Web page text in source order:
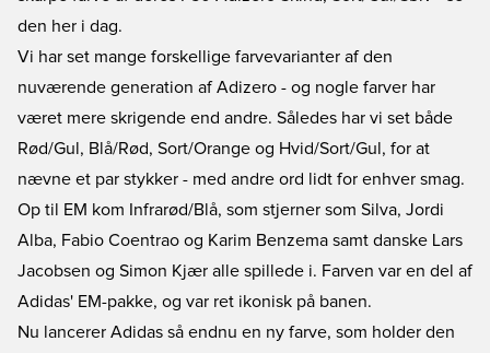
den her i dag.
Vi har set mange forskellige farvevarianter af den
nuværende generation af Adizero - og nogle farver har
været mere skrigende end andre. Således har vi set både
Rød/Gul, Blå/Rød, Sort/Orange og Hvid/Sort/Gul, for at
nævne et par stykker - med andre ord lidt for enhver smag.
Op til EM kom Infrarød/Blå, som stjerner som Silva, Jordi
Alba, Fabio Coentrao og Karim Benzema samt danske Lars
Jacobsen og Simon Kjær alle spillede i. Farven var en del af
Adidas' EM-pakke, og var ret ikonisk på banen.
Nu lancerer Adidas så endnu en ny farve, som holder den